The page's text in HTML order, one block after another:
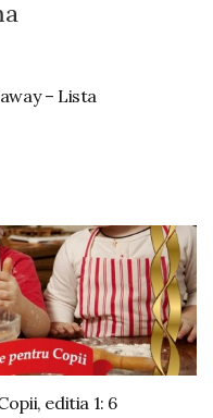
– Lista
editia 1: 6